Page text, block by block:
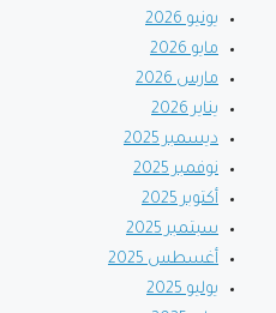
يونيو 2026
مايو 2026
مارس 2026
يناير 2026
ديسمبر 2025
نوفمبر 2025
أكتوبر 2025
سبتمبر 2025
أغسطس 2025
يوليو 2025